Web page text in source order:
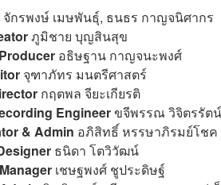
จักรพงษ์ เมษพันธุ์, ธนธร กาญจนิศากร
ภูมิชาย บุญสินสุข
อธิษฐาน กาญจนะพงศ์
จุฑาภัทร มนตรีศาสตร์
กฤตพล จียะเกียรติ
Engineerขจีพรรณ วิจิตรรัตน์
& Admin อภิสิทธิ์​ หรรษาภิรมย์โชค
ธนิดา โตวิวัฒน์
เชษฐพงศ์ ชูประดิษฐ์